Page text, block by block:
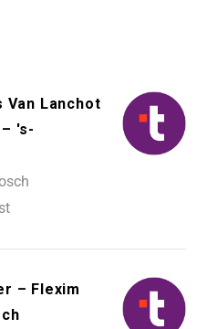
Lanchot
's-
– Flexim